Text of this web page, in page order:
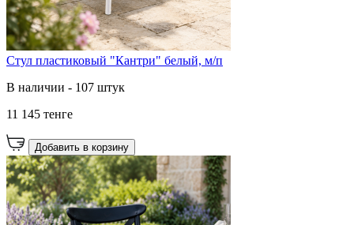
Стул пластиковый "Кантри" белый, м/п
В наличии - 107 штук
11 145 тенге
Добавить в корзину